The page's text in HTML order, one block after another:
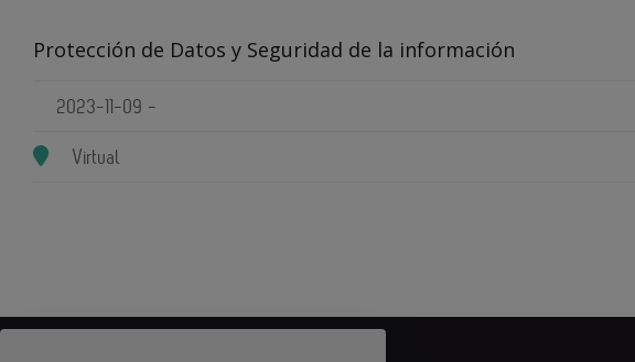
Protección de Datos y Seguridad de la información
2023-11-09 -
Virtual